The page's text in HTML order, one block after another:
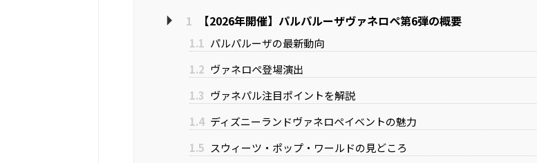
1 【2026年開催】パルパルーザヴァネロペ第6弾の概要
1.1 パルパルーザの最新動向
1.2 ヴァネロペ登場演出
1.3 ヴァネパル注目ポイントを解説
1.4 ディズニーランドヴァネロペイベントの魅力
1.5 スウィーツ・ポップ・ワールドの見どころ